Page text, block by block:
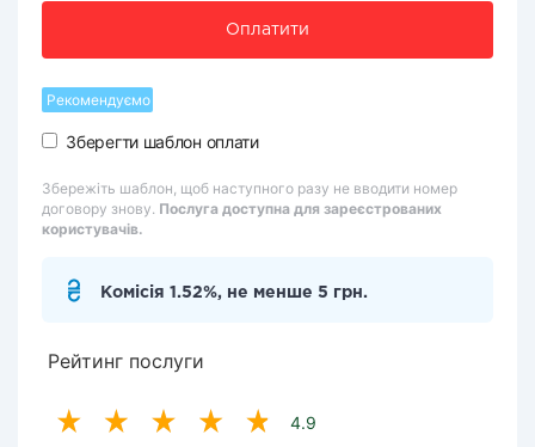
Оплатити
Рекомендуємо
Зберегти шаблон оплати
Збережіть шаблон, щоб наступного разу не вводити номер
договору знову. Послуга доступна для зареєстрованих
користувачів.
Комісія 1.52%, не менше 5 грн.
Рейтинг послуги
4.9